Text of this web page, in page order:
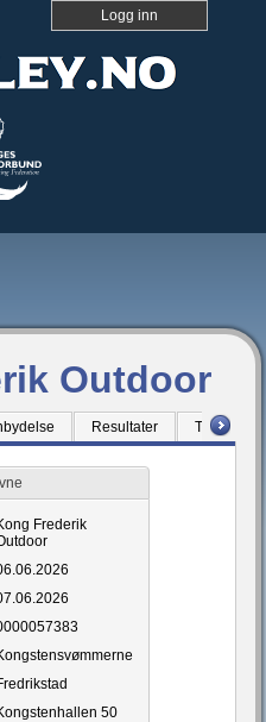
Logg inn
Outdoor
Resultater
Frederik
50